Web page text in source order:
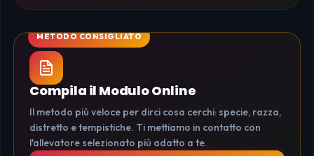
Compila il Modulo Online
Il metodo più veloce per dirci cosa cerchi: specie, razza,
distretto e tempistiche. Ti mettiamo in contatto con
l'allevatore selezionato più adatto a te.